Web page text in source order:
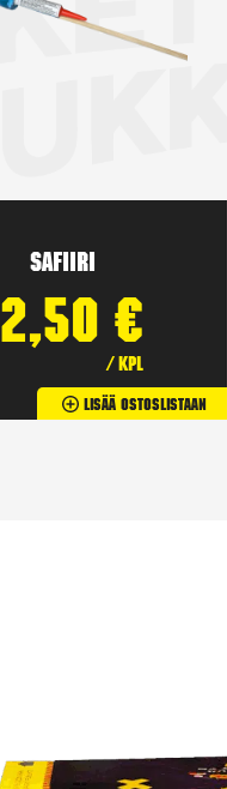
Safiiri
€
/ kpl
Lisää Ostoslistaan